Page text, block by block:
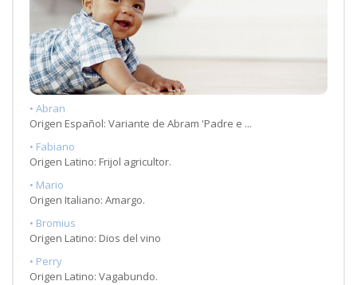
• Abran
Origen Español: Variante de Abram 'Padre e ...
• Fabiano
Origen Latino: Frijol agricultor.
• Mario
Origen Italiano: Amargo.
• Bromius
Origen Latino: Dios del vino
• Perry
Origen Latino: Vagabundo.